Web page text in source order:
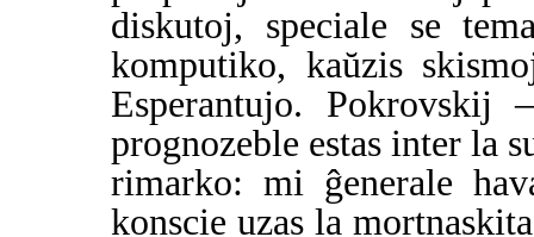
diskutoj, speciale se
komputiko, kaŭzis
Esperantujo.
prognozeble estas inter la
rimarko: mi ĝenerale
konscie uzas la